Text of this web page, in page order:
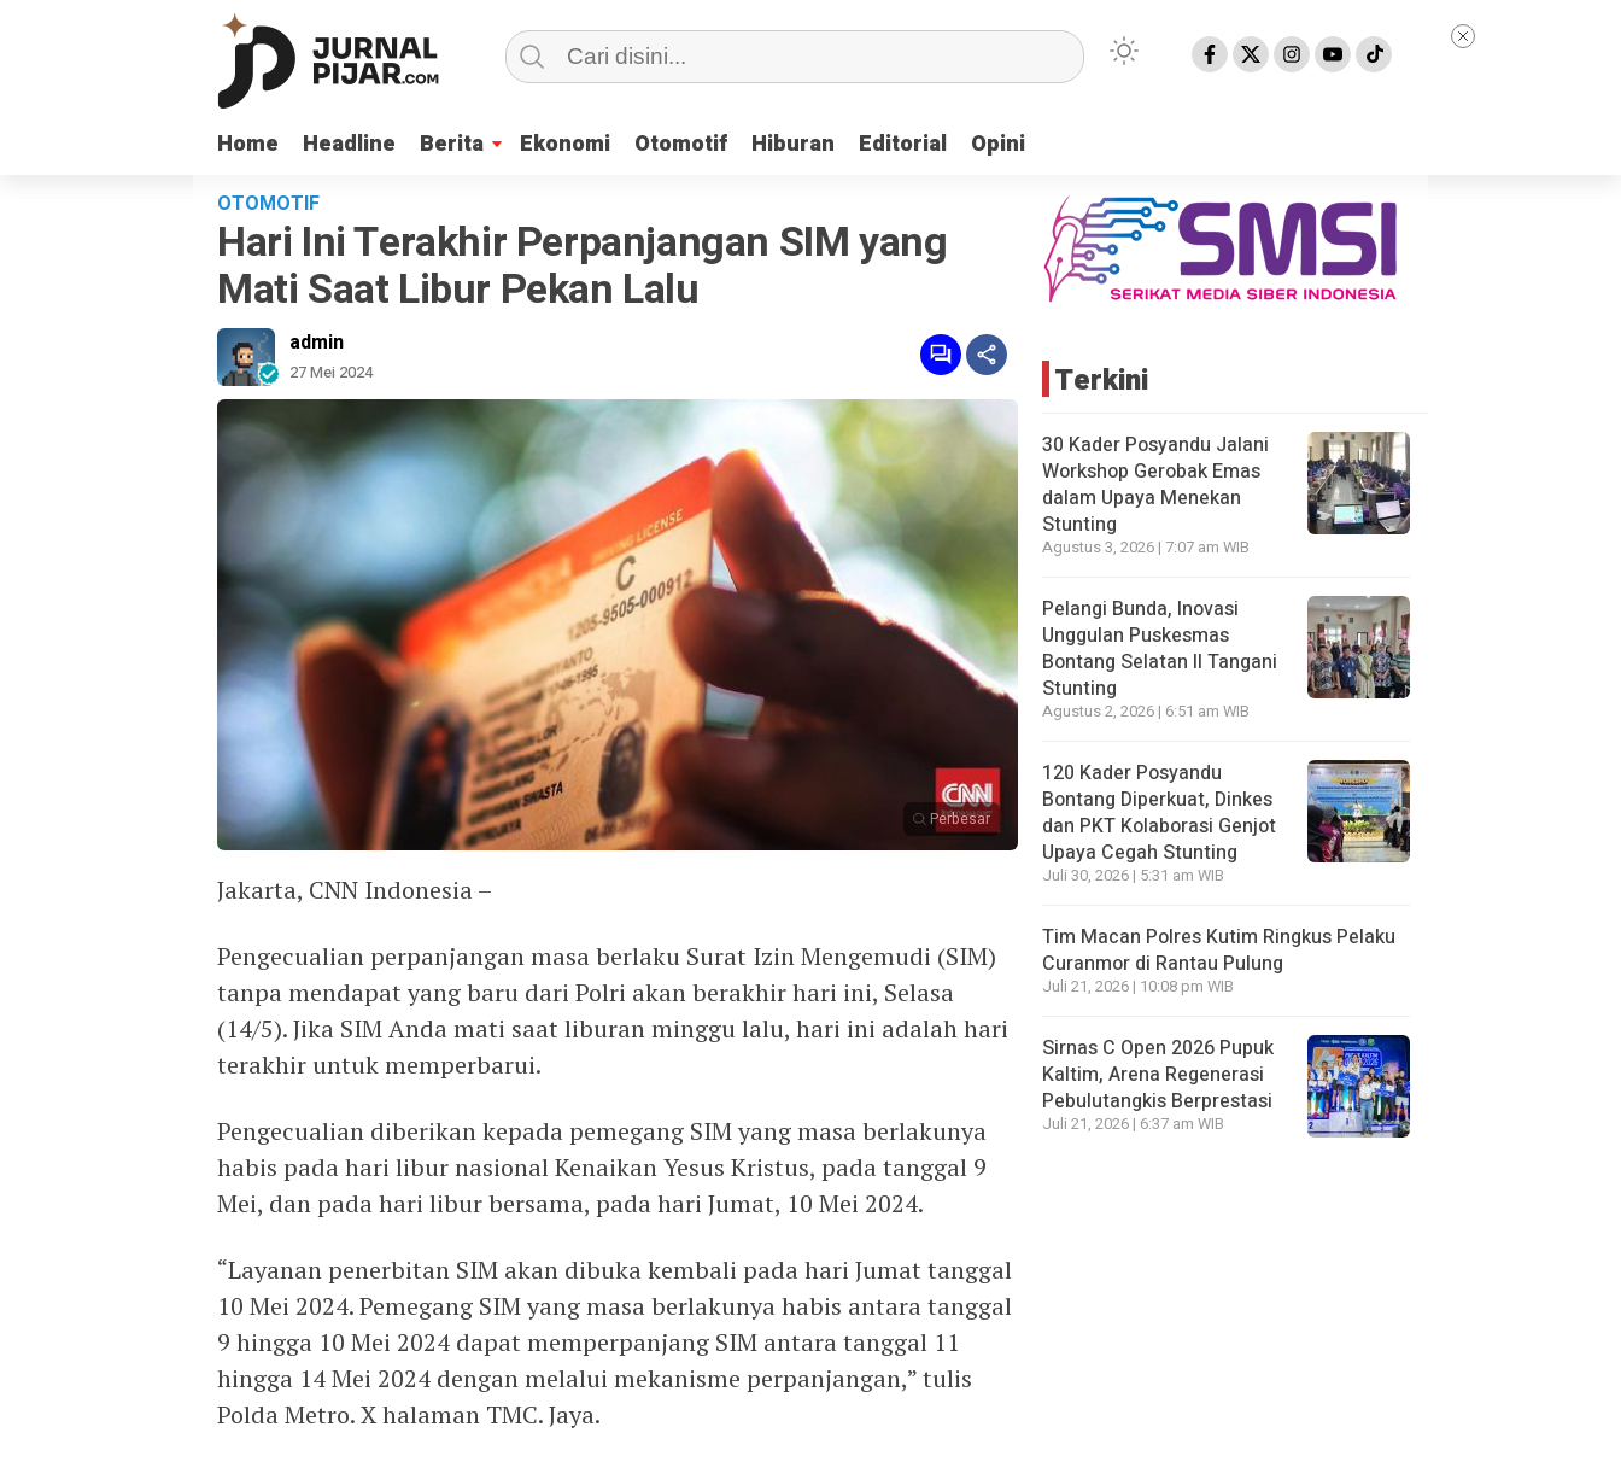
Home Headline Berita Ekonomi Otomotif Hiburan Editorial Opini
Home Headline Berita Ekonomi Otomotif Hiburan Editorial Opini
OTOMOTIF
Hari Ini Terakhir Perpanjangan SIM yang
Mati Saat Libur Pekan Lalu
admin
27 Mei 2024
Perbesar
Jakarta, CNN Indonesia –
Pengecualian perpanjangan masa berlaku Surat Izin Mengemudi (SIM)
tanpa mendapat yang baru dari Polri akan berakhir hari ini, Selasa
(14/5). Jika SIM Anda mati saat liburan minggu lalu, hari ini adalah hari
terakhir untuk memperbarui.
Pengecualian diberikan kepada pemegang SIM yang masa berlakunya
habis pada hari libur nasional Kenaikan Yesus Kristus, pada tanggal 9
Mei, dan pada hari libur bersama, pada hari Jumat, 10 Mei 2024.
“Layanan penerbitan SIM akan dibuka kembali pada hari Jumat tanggal
10 Mei 2024. Pemegang SIM yang masa berlakunya habis antara tanggal
9 hingga 10 Mei 2024 dapat memperpanjang SIM antara tanggal 11
hingga 14 Mei 2024 dengan melalui mekanisme perpanjangan,” tulis
Polda Metro. X halaman TMC. Jaya.
Terkini
30 Kader Posyandu Jalani
Workshop Gerobak Emas
dalam Upaya Menekan
Stunting
Agustus 3, 2026 | 7:07 am WIB
Pelangi Bunda, Inovasi
Unggulan Puskesmas
Bontang Selatan II Tangani
Stunting
Agustus 2, 2026 | 6:51 am WIB
120 Kader Posyandu
Bontang Diperkuat, Dinkes
dan PKT Kolaborasi Genjot
Upaya Cegah Stunting
Juli 30, 2026 | 5:31 am WIB
Tim Macan Polres Kutim Ringkus Pelaku
Curanmor di Rantau Pulung
Juli 21, 2026 | 10:08 pm WIB
Sirnas C Open 2026 Pupuk
Kaltim, Arena Regenerasi
Pebulutangkis Berprestasi
Juli 21, 2026 | 6:37 am WIB